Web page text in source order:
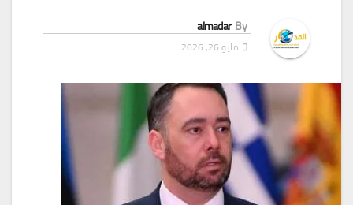
By
almadar
مايو 26, 2026